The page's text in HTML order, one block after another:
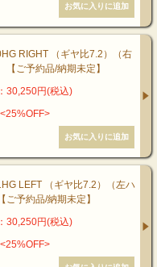
RIGHT （ギヤ比7.2）（右
ご予約品/納期未定】
30,250円(税込)
<25%OFF>
LEFT （ギヤ比7.2）（左ハ
予約品/納期未定】
30,250円(税込)
<25%OFF>